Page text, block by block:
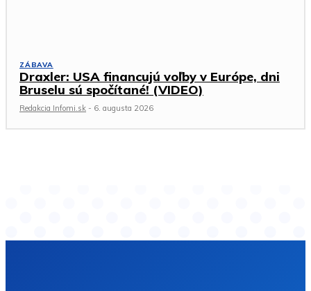
ZÁBAVA
Draxler: USA financujú voľby v Európe, dni
Bruselu sú spočítané! (VIDEO)
Redakcia Infomi.sk - 6. augusta 2026